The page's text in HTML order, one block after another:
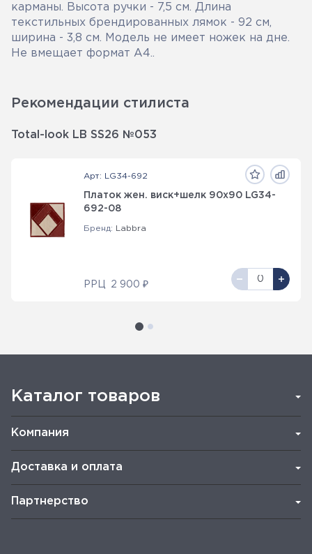
карманы. Высота ручки - 7,5 см. Длина
текстильных брендированных лямок - 92 см,
ширина - 3,8 см. Модель не имеет ножек на дне.
Не вмещает формат А4..
Рекомендации стилиста
Total-look LB SS26 №053
Арт: LG34-692
Платок жен. виск+шелк 90х90 LG34-
692-08
Бренд: Labbra
РРЦ 2 900 ₽
Каталог товаров
Компания
Доставка и оплата
Партнерство